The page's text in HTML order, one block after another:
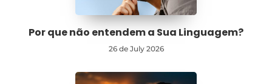
Por que não entendem a Sua Linguagem?
26 de July 2026